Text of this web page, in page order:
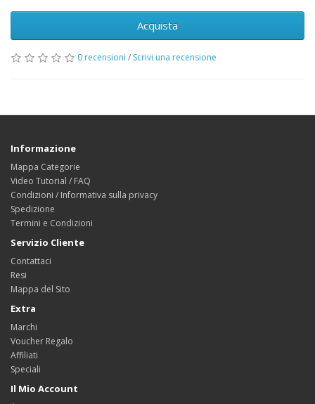
Acquista
0 recensioni / Scrivi una recensione
Informazione
Mappa Categorie
Video Tutorial / FAQ
Condizioni / Informativa sulla privacy
Spedizione
Termini e Condizioni
Servizio Cliente
Contattaci
Resi
Mappa del Sito
Extra
Marchi
Voucher Regalo
Affiliati
Speciali
Il Mio Account